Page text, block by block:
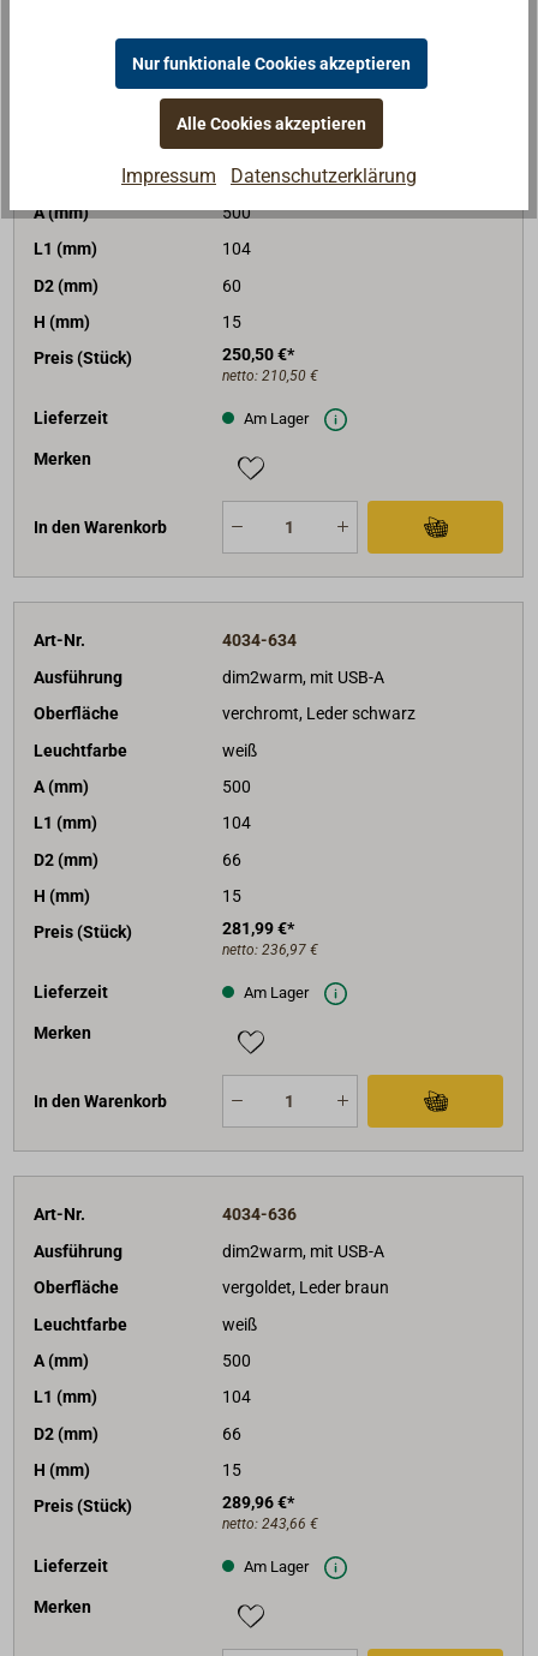
4034-616
dim2warm, mit USB-C
Leuchtfarbe
weiß
A (mm)
500
L1 (mm)
104
D2 (mm)
60
H (mm)
15
Preis (Stück)
250,50 €*
netto: 210,50 €
Lieferzeit Am Lager
Merken
In den Warenkorb
Art-Nr.
4034-634
Ausführung
dim2warm, mit USB-A
Oberfläche
verchromt, Leder schwarz
Leuchtfarbe
weiß
A (mm)
500
L1 (mm)
104
D2 (mm)
66
H (mm)
15
Preis (Stück)
281,99 €*
netto: 236,97 €
Lieferzeit Am Lager
Merken
In den Warenkorb
Art-Nr.
4034-636
Ausführung
dim2warm, mit USB-A
Oberfläche
vergoldet, Leder braun
Leuchtfarbe
weiß
A (mm)
500
L1 (mm)
104
D2 (mm)
66
H (mm)
15
Preis (Stück)
289,96 €*
netto: 243,66 €
Lieferzeit Am Lager
Merken
Nur funktionale Cookies akzeptieren
Alle Cookies akzeptieren
Impressum Datenschutzerklärung